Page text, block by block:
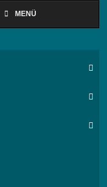
MENÜ